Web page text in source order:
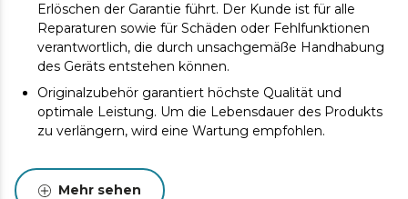
Erlöschen der Garantie führt. Der Kunde ist für alle
Reparaturen sowie für Schäden oder Fehlfunktionen
verantwortlich, die durch unsachgemäße Handhabung
des Geräts entstehen können.
Originalzubehör garantiert höchste Qualität und
optimale Leistung. Um die Lebensdauer des Produkts
zu verlängern, wird eine Wartung empfohlen.
Mehr sehen